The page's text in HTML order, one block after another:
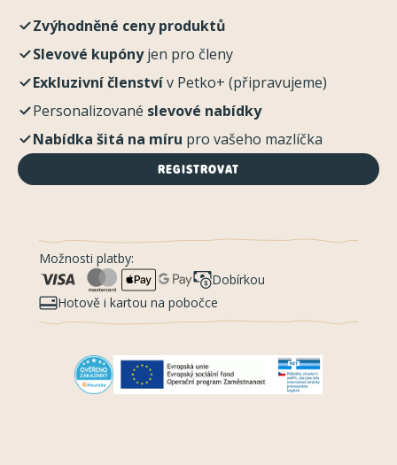
Zvýhodněné ceny produktů
Slevové kupónyjen pro členy
Exkluzivní členstvív Petko+ (připravujeme)
Personalizované slevové nabídky
Nabídka šitá na míru pro vašeho mazlíčka
REGISTROVAT
Možnosti platby:
Dobírkou
Hotově i kartou na pobočce